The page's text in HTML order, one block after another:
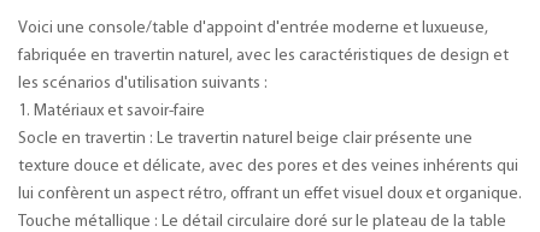
Voici une console/table d'appoint d'entrée moderne et luxueuse,
fabriquée en travertin naturel, avec les caractéristiques de design et
les scénarios d'utilisation suivants :
1. Matériaux et savoir-faire
Socle en travertin : Le travertin naturel beige clair présente une
texture douce et délicate, avec des pores et des veines inhérents qui
lui confèrent un aspect rétro, offrant un effet visuel doux et organique.
Touche métallique : Le détail circulaire doré sur le plateau de la table